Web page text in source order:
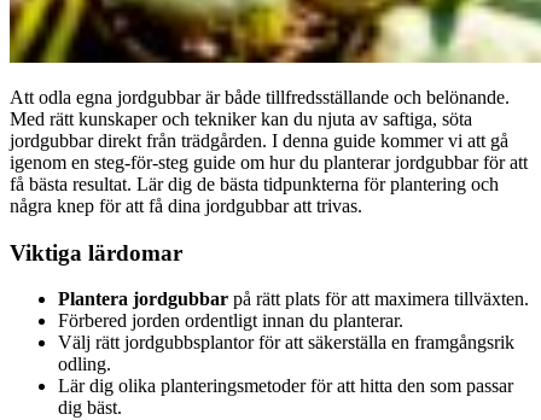
Att odla egna jordgubbar är både tillfredsställande och belönande.
Med rätt kunskaper och tekniker kan du njuta av saftiga, söta
jordgubbar direkt från trädgården. I denna guide kommer vi att gå
igenom en steg-för-steg guide om hur du planterar jordgubbar för att
få bästa resultat. Lär dig de bästa tidpunkterna för plantering och
några knep för att få dina jordgubbar att trivas.
Viktiga lärdomar
Plantera jordgubbar på rätt plats för att maximera tillväxten.
Förbered jorden ordentligt innan du planterar.
Välj rätt jordgubbsplantor för att säkerställa en framgångsrik
odling.
Lär dig olika planteringsmetoder för att hitta den som passar
dig bäst.